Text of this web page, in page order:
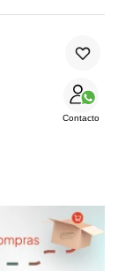
Contacto